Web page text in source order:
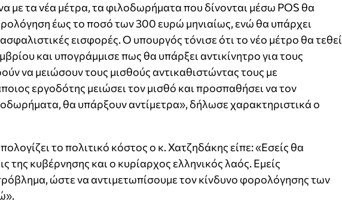
με τα νέα μέτρα, τα φιλοδωρήματα που δίνονται μέσω POS θα
έως το ποσό των 300 ευρώ μηνιαίως, ενώ θα υπάρχει
εισφορές. Ο υπουργός τόνισε ότι το νέο μέτρο θα τεθεί
και υπογράμμισε πως θα υπάρξει αντικίνητρο για τους
να μειώσουν τους μισθούς αντικαθιστώντας τους με
εργοδότης μειώσει τον μισθό και προσπαθήσει να τον
θα υπάρξουν αντίμετρα», δήλωσε χαρακτηριστικά ο
το πολιτικό κόστος ο κ. Χατζηδάκης είπε: «Εσείς θα
της κυβέρνησης και ο κυρίαρχος ελληνικός λαός. Εμείς
ώστε να αντιμετωπίσουμε τον κίνδυνο φορολόγησης των